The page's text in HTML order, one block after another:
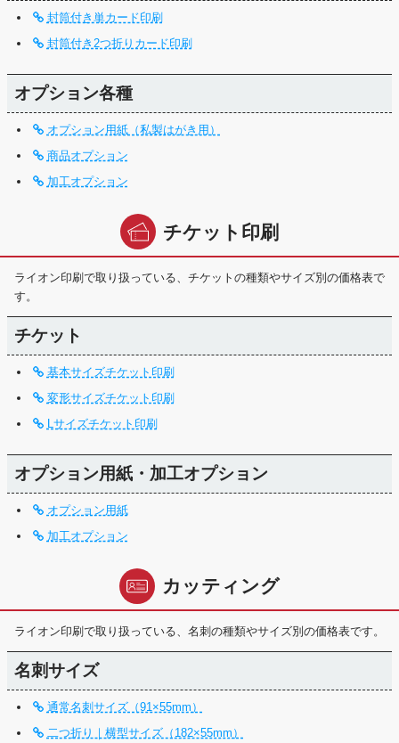
封筒付き単カード印刷
封筒付き2つ折りカード印刷
オプション各種
オプション用紙（私製はがき用）
商品オプション
加工オプション
チケット印刷
ライオン印刷で取り扱っている、チケットの種類やサイズ別の価格表で
す。
チケット
基本サイズチケット印刷
変形サイズチケット印刷
Lサイズチケット印刷
オプション用紙・加工オプション
オプション用紙
加工オプション
カッティング
ライオン印刷で取り扱っている、名刺の種類やサイズ別の価格表です。
名刺サイズ
通常名刺サイズ（91×55mm）
二つ折り｜横型サイズ（182×55mm）